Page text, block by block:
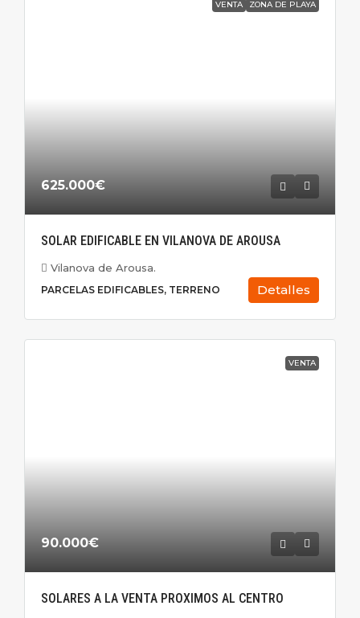
VENTA ZONA DE PLAYA
625.000€
SOLAR EDIFICABLE EN VILANOVA DE AROUSA
Vilanova de Arousa.
PARCELAS EDIFICABLES, TERRENO Detalles
VENTA
90.000€
SOLARES A LA VENTA PROXIMOS AL CENTRO